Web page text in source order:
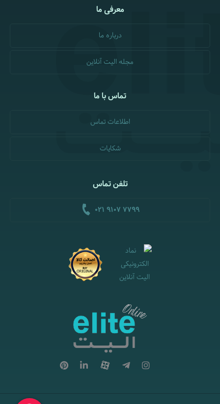
معرفی ما
درباره ما
مجله الیت آنلاین
تماس با ما
اطلاعات تماس
شکایات
تلفن تماس
021 9107 7799